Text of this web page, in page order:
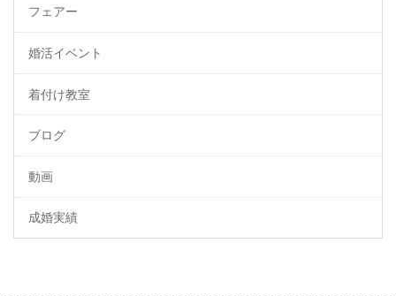
フェアー
婚活イベント
着付け教室
ブログ
動画
成婚実績